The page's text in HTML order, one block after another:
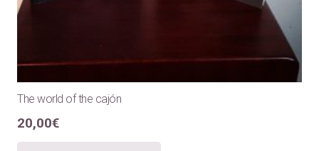
The world of the cajón
20,00€